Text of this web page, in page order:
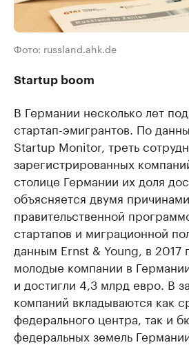
Фото: russland.ahk.de
Startup boom
В Германии несколько лет
стартап-эмигрантов. По
Startup Monitor, треть
зарегистрированных
столице Германии их доля
объясняется двумя
правительственной
стартапов и миграционной
данным Ernst & Young, в 2017
молодые компании в
и достигли 4,3 млрд евро. В
компаний вкладываются как
федерального центра, так и
федеральных земель